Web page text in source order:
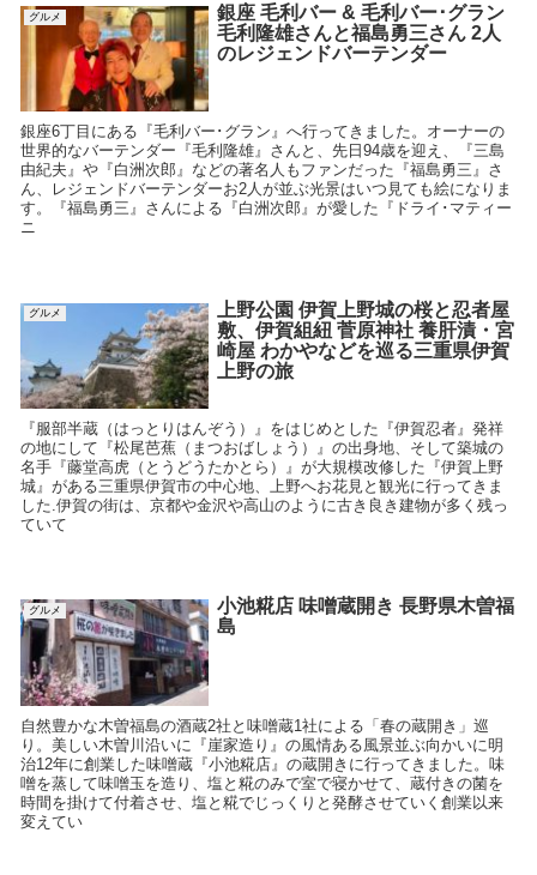
グルメ
銀座 毛利バー & 毛利バー･グラン
毛利隆雄さんと福島勇三さん 2人
のレジェンドバーテンダー
銀座6丁目にある『毛利バー･グラン』へ行ってきました。オーナーの
世界的なバーテンダー『毛利隆雄』さんと、先日94歳を迎え、『三島
由紀夫』や『白洲次郎』などの著名人もファンだった『福島勇三』さ
ん、レジェンドバーテンダーお2人が並ぶ光景はいつ見ても絵になりま
す。『福島勇三』さんによる『白洲次郎』が愛した『ドライ･マティー
ニ
グルメ
上野公園 伊賀上野城の桜と忍者屋
敷、伊賀組紐 菅原神社 養肝漬・宮
崎屋 わかやなどを巡る三重県伊賀
上野の旅
『服部半蔵（はっとりはんぞう）』をはじめとした『伊賀忍者』発祥
の地にして『松尾芭蕉（まつおばしょう）』の出身地、そして築城の
名手『藤堂高虎（とうどうたかとら）』が大規模改修した『伊賀上野
城』がある三重県伊賀市の中心地、上野へお花見と観光に行ってきま
した.伊賀の街は、京都や金沢や高山のように古き良き建物が多く残っ
ていて
グルメ
小池糀店 味噌蔵開き 長野県木曽福
島
自然豊かな木曽福島の酒蔵2社と味噌蔵1社による「春の蔵開き」巡
り。美しい木曽川沿いに『崖家造り』の風情ある風景並ぶ向かいに明
治12年に創業した味噌蔵『小池糀店』の蔵開きに行ってきました。味
噌を蒸して味噌玉を造り、塩と糀のみで室で寝かせて、蔵付きの菌を
時間を掛けて付着させ、塩と糀でじっくりと発酵させていく創業以来
変えてい